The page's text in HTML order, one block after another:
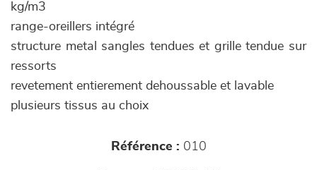
kg/m3
range-oreillers intégré
structure metal sangles tendues et grille tendue sur
ressorts
revetement entierement dehoussable et lavable
plusieurs tissus au choix
Référence : 010